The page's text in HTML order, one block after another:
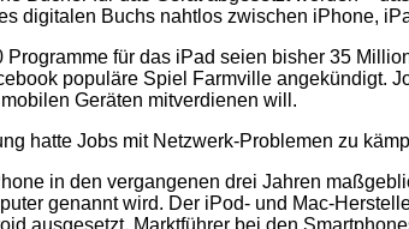
digitalen Buchs nahtlos zwischen iPhone,
Programme für das iPad seien bisher 35
populäre Spiel Farmville angekündigt.
Geräten mitverdienen will.
hatte Jobs mit Netzwerk-Problemen zu
in den vergangenen drei Jahren
genannt wird. Der iPod- und Mac-